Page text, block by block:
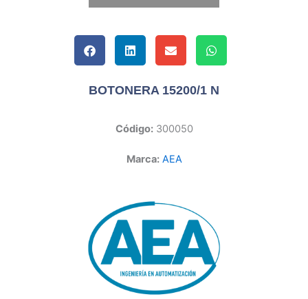
BOTONERA 15200/1 N
Código:300050
Marca: AEA